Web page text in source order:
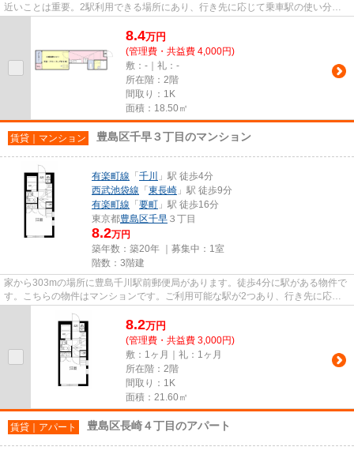
近いことは重要。2駅利用できる場所にあり、行き先に応じて乗車駅の使い分け
8.4万円
(管理費・共益費 4,000円)
敷：-｜礼：-
所在階：2階
間取り：1K
面積：18.50㎡
賃貸｜マンション 豊島区千早３丁目のマンション
有楽町線 「 千川
」駅 徒歩4分
西武池袋線 「 東長崎 」駅 徒歩9分
有楽町線 「 要町 」駅 徒歩16分
東京都豊島区千早 ３丁目
8.2万円
築年数：築20年 ｜募集中： 1室
階数：3階建
家から303mの場所に豊島千川駅前郵便局があります。徒歩4分に駅がある物件で
す。こちらの物件はマンションです。ご利用可能な駅が2つあり、行き先に応じ
8.2万円
(管理費・共益費 3,000円)
敷：1ヶ月｜礼：1ヶ月
所在階：2階
間取り：1K
面積：21.60㎡
賃貸｜アパート 豊島区長崎４丁目のアパート